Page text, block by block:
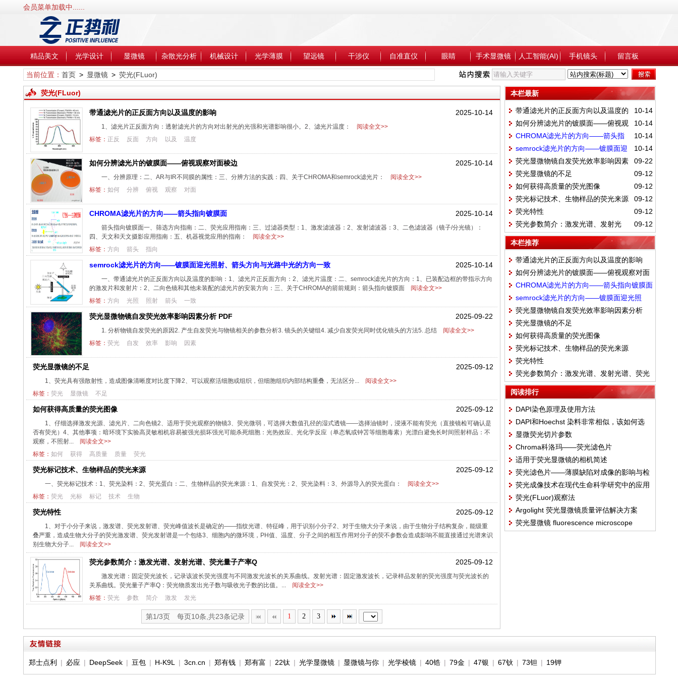
会员菜单加载中......
精品美文 光学设计 显微镜 杂散光分析 机械设计 光学薄膜 望远镜 干涉仪 自准直仪 眼睛 手术显微镜 人工智能(AI) 手机镜头 留言板
当前位置： 首页> 显微镜> 荧光(FLuor)
荧光(FLuor)
2025-10-14
带通滤光片的正反面方向以及温度的影响
1、滤光片正反面方向：透射滤光片的方向对出射光的光强和光谱影响很小。2、滤光片温度：
阅读全文>>
标签： 正反 反面 方向 以及 温度
2025-10-14
如何分辨滤光片的镀膜面——俯视观察对面棱边
一、分辨原理：二、AR与IR不同膜的属性：三、分辨方法的实践：四、关于CHROMA和semrock滤光片：
阅读全文>>
标签： 如何 分辨 俯视 观察 对面
2025-10-14
CHROMA滤光片的方向——箭头指向镀膜面
箭头指向镀膜面一、筛选方向指南：二、荧光应用指南：三、过滤器类型：1、激发滤波器：2、发射滤波器：3、二色滤波器（镜子/分光镜）：
四、天文和天文摄影应用指南：五、机器视觉应用的指南：
阅读全文>>
标签： 方向 箭头 指向
2025-10-14
semrock滤光片的方向——镀膜面迎光照射、箭头方向与光路中光的方向一致
一、带通滤光片的正反面方向以及温度的影响：1、滤光片正反面方向：2、滤光片温度：二、semrock滤光片的方向：1、已装配边框的带指示方向
的激发片和发射片：2、二向色镜和其他未装配的滤光片的安装方向：​三、关于CHROMA的箭前规则：箭头指向镀膜面
阅读全文>>
标签： 方向 光照 照射 箭头 一致
2025-09-22
荧光显微物镜自发荧光效率影响因素分析 PDF
1. 分析物镜自发荧光的原因2. 产生自发荧光与物镜相关的参数分析3. 镜头的关键组4. 减少自发荧光同时优化镜头的方法5. 总结
阅读全文>>
标签： 荧光 自发 效率 影响 因素
2025-09-12
荧光显微镜的不足
1、荧光具有强散射性，造成图像清晰度对比度下降2、可以观察活细胞或组织，但细胞组织内部结构重叠，无法区分...
阅读全文>>
标签： 荧光 显微镜 不足
2025-09-12
如何获得高质量的荧光图像
1、仔细选择激发光源、滤光片、二向色镜2、适用于荧光观察的物镜3、荧光微弱，可选择大数值孔径的湿式透镜——选择油镜时，浸液不能有荧光（直接镜检可确认是
否有荧光）4、其他事项：暗环境下实验高灵敏相机容易被强光损坏强光可能杀死细胞：光热效应、光化学反应（单态氧或钟苫等细胞毒素）光漂白避免长时间照射样品：不
观察，不照射...
阅读全文>>
标签： 如何 获得 高质量 质量 荧光
2025-09-12
荧光标记技术、生物样品的荧光来源
一、荧光标记技术：1、荧光染料：2、荧光蛋白：二、生物样品的荧光来源：1、自发荧光：2、荧光染料：3、外源导入的荧光蛋白：
阅读全文>>
标签： 荧光 光标 标记 技术 生物
2025-09-12
荧光特性
1、对于小分子来说，激发谱、荧光发射谱、荧光峰值波长是确定的——指纹光谱、特征峰，用于识别小分子2、对于生物大分子来说，由于生物分子结构复杂，能级重
叠严重，造成生物大分子的荧光激发谱、荧光发射谱是一个包络3、细胞内的微环境，PH值、温度、分子之间的相互作用对分子的荧不参数会造成影响不能直接通过光谱来识
别生物大分子...
阅读全文>>
2025-09-12
荧光参数简介：激发光谱、发射光谱、荧光量子产率Q
激发光谱：固定荧光波长，记录该波长荧光强度与不同激发光波长的关系曲线。发射光谱：固定激发波长，记录样品发射的荧光强度与荧光波长的
关系曲线。荧光量子产率Q：荧光物质发出光子数与吸收光子数的比值。...
阅读全文>>
标签： 荧光 参数 简介 激发 发光
第1/3页 每页10条,共23条记录 1 2 3
本栏最新
10-14
带通滤光片的正反面方向以及温度的
影响
10-14
如何分辨滤光片的镀膜面——俯视观
察对面棱边
10-14
CHROMA滤光片的方向——箭头指
向镀膜面
10-14
semrock滤光片的方向——镀膜面迎
光照射、箭头方向与光路中光的方向一致09-22
荧光显微物镜自发荧光效率影响因素
分析 PDF
09-12
荧光显微镜的不足
09-12
如何获得高质量的荧光图像
09-12
荧光标记技术、生物样品的荧光来源
09-12
荧光特性
09-12
荧光参数简介：激发光谱、发射光
谱、荧光量子产率Q
本栏推荐
带通滤光片的正反面方向以及温度的影响
如何分辨滤光片的镀膜面——俯视观察对面
棱边
CHROMA滤光片的方向——箭头指向镀膜面
semrock滤光片的方向——镀膜面迎光照
射、箭头方向与光路中光的方向一致
荧光显微物镜自发荧光效率影响因素分析
PDF
荧光显微镜的不足
如何获得高质量的荧光图像
荧光标记技术、生物样品的荧光来源
荧光特性
荧光参数简介：激发光谱、发射光谱、荧光
量子产率Q
阅读排行
DAPI染色原理及使用方法
DAPI和Hoechst 染料非常相似，该如何选
用？
显微荧光切片参数
Chroma科洛玛——荧光滤色片
适用于荧光显微镜的相机简述
荧光滤色片——薄膜缺陷对成像的影响与检
验
荧光成像技术在现代生命科学研究中的应用
荧光(FLuor)观察法
Argolight 荧光显微镜质量评估解决方案
荧光显微镜 fluorescence microscope
郑士点利 | 必应 | DeepSeek| 豆包| H-K9L | 3cn.cn | 郑有钱| 郑有富 | 22钛| 光学显微镜| 显微镜与你| 光学棱镜| 40锆| 79金 | 47银 | 67钬 | 73钽 | 19钾